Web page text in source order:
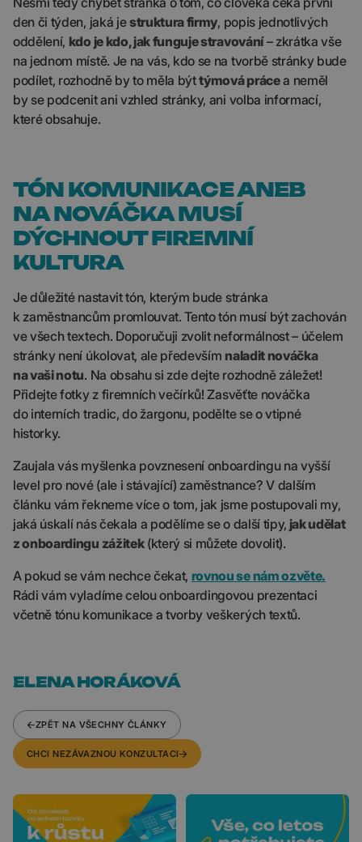
den či týden, jaká jestruktura firmy, popis jednotlivých
oddělení, kdo je kdo, jak funguje stravování– zkrátka vše
na jednom místě. Je na vás, kdo se na tvorbě stránky bude
podílet, rozhodně by to měla býttýmová prácea neměl
by se podcenit ani vzhled stránky, ani volba informací,
které obsahuje.
TÓN KOMUNIKACE ANEB
NA NOVÁČKA MUSÍ
DÝCHNOUT FIREMNÍ
KULTURA
Je důležité nastavit tón, kterým bude stránka
k zaměstnancům promlouvat. Tento tón musí být zachován
ve všech textech. Doporučuji zvolit neformálnost – účelem
stránky není úkolovat, ale především naladit nováčka
na vaši notu. Na obsahu si zde dejte rozhodně záležet!
Přidejte fotky z firemních večírků! Zasvěťte nováčka
do interních tradic, do žargonu, podělte se o vtipné
historky.
Zaujala vás myšlenka povznesení onboardingu na vyšší
level pro nové (ale i stávající) zaměstnance? V dalším
článku vám řekneme více o tom, jak jsme postupovali my,
jaká úskalí nás čekala a podělíme se o další tipy, jak udělat
z onboardingu zážitek(který si můžete dovolit).
A pokud se vám nechce čekat, rovnou se nám ozvěte.
Rádi vám vyladíme celou onboardingovou prezentaci
včetně tónu komunikace a tvorby veškerých textů.
ELENA HORÁKOVÁ
ZPĚT NA VŠECHNY ČLÁNKY
CHCI NEZÁVAZNOU KONZULTACI